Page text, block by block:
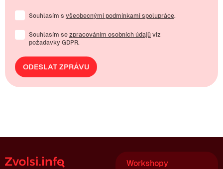
Souhlasím s všeobecnými podmínkami spolupráce.
Souhlasím se zpracováním osobních údajů viz
požadavky GDPR.
ODESLAT ZPRÁVU
Workshopy